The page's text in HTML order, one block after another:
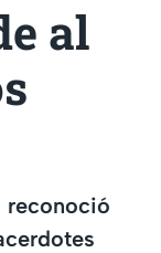
al
reconoció